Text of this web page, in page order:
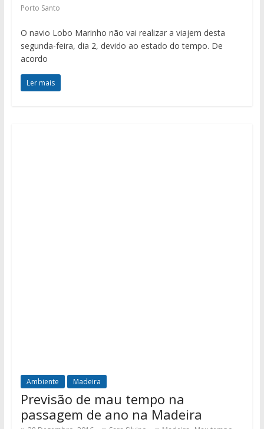
Porto Santo
O navio Lobo Marinho não vai realizar a viajem desta
segunda-feira, dia 2, devido ao estado do tempo. De
acordo
Ler mais
Ambiente Madeira
Previsão de mau tempo na
passagem de ano na Madeira